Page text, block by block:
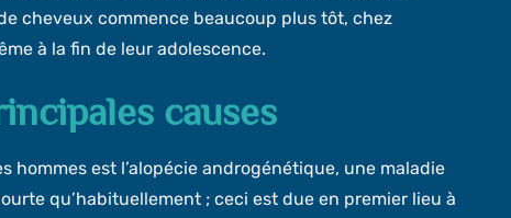
cheveux commence beaucoup plus tôt, chez
à la fin de leur adolescence.
causes
est l’alopécie androgénétique, une maladie
qu’habituellement ; ceci est due en premier lieu à